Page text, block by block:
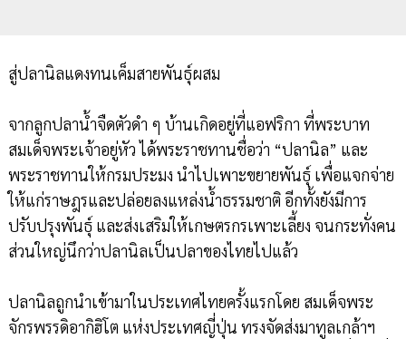
สู่ปลานิลแดงทนเค็มสายพันธุ์ผสม
จากลูกปลาน้ำจืดตัวดำ ๆ บ้านเกิดอยู่ที่แอฟริกา ที่พระบาท
สมเด็จพระเจ้าอยู่หัว ได้พระราชทานชื่อว่า “ปลานิล” และ
พระราชทานให้กรมประมง นำไปเพาะขยายพันธุ์ เพื่อแจกจ่าย
ให้แก่ราษฎรและปล่อยลงแหล่งน้ำธรรมชาติ อีกทั้งยังมีการ
ปรับปรุงพันธุ์ และส่งเสริมให้เกษตรกรเพาะเลี้ยง จนกระทั่งคน
ส่วนใหญ่นึกว่าปลานิลเป็นปลาของไทยไปแล้ว
ปลานิลถูกนำเข้ามาในประเทศไทยครั้งแรกโดย สมเด็จพระ
จักรพรรดิอากิฮิโต แห่งประเทศญี่ปุ่น ทรงจัดส่งมาทูลเกล้าฯ